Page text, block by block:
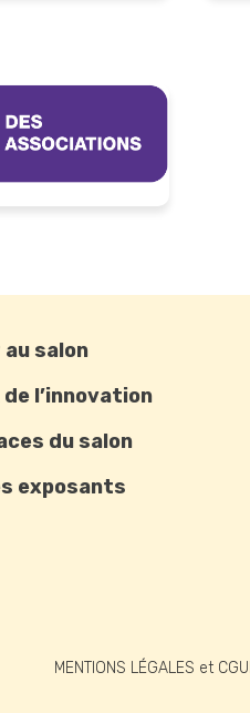
salon
l’innovation
du salon
exposants
MENTIONS LÉGALES et CGU